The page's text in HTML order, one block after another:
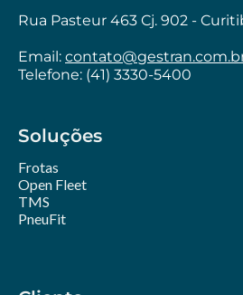
Soluções
Frotas
Open Fleet
TMS
PneuFit
Rua Pasteur 463 Cj. 902 -
Email:
Telefone: (41) 3330-5400